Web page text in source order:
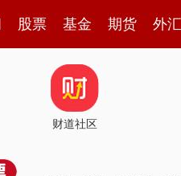
股票 基金 期货 外汇
财道社区